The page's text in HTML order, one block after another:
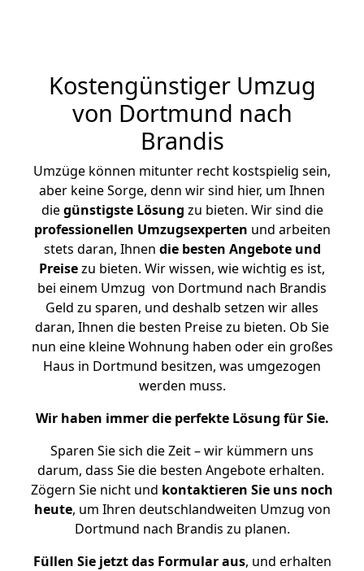
Kostengünstiger Umzug
von Dortmund nach
Brandis
Umzüge können mitunter recht kostspielig sein,
aber keine Sorge, denn wir sind hier, um Ihnen
diegünstigste Lösung zu bieten. Wir sind die
professionellen Umzugsexperten und arbeiten
stets daran, Ihnen die besten Angebote und
Preisezu bieten. Wir wissen, wie wichtig es ist,
bei einem Umzug von Dortmund nach Brandis
Geld zu sparen, und deshalb setzen wir alles
daran, Ihnen die besten Preise zu bieten. Ob Sie
nun eine kleine Wohnung haben oder ein großes
Haus in Dortmund besitzen, was umgezogen
werden muss.
Wir haben immer die perfekte Lösung für Sie.
Sparen Sie sich die Zeit – wir kümmern uns
darum, dass Sie die besten Angebote erhalten.
Zögern Sie nicht und kontaktieren Sie uns noch
heute, um Ihren deutschlandweiten Umzug von
Dortmund nach Brandis zu planen.
Füllen Sie jetzt das Formular aus, und erhalten